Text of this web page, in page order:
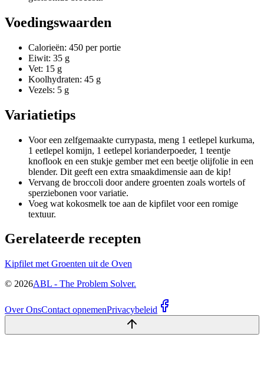
Voedingswaarden
Calorieën: 450 per portie
Eiwit: 35 g
Vet: 15 g
Koolhydraten: 45 g
Vezels: 5 g
Variatietips
Voor een zelfgemaakte currypasta, meng 1 eetlepel kurkuma,
1 eetlepel komijn, 1 eetlepel korianderpoeder, 1 teentje
knoflook en een stukje gember met een beetje olijfolie in een
blender. Dit geeft een extra smaakdimensie aan de kip!
Vervang de broccoli door andere groenten zoals wortels of
sperziebonen voor variatie.
Voeg wat kokosmelk toe aan de kipfilet voor een romige
textuur.
Gerelateerde recepten
Kipfilet met Groenten uit de Oven
© 2026ABL - The Problem Solver.
Over OnsContact opnemenPrivacybeleid